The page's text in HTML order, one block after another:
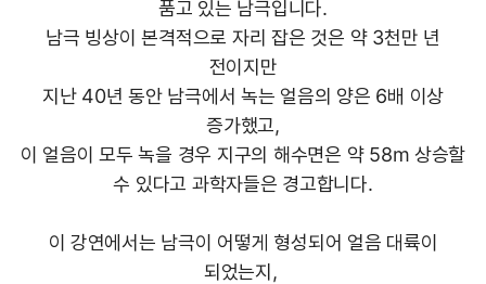
품고 있는 남극입니다.
남극 빙상이 본격적으로 자리 잡은 것은 약 3천만 년
전이지만
지난 40년 동안 남극에서 녹는 얼음의 양은 6배 이상
증가했고,
이 얼음이 모두 녹을 경우 지구의 해수면은 약 58m 상승할
수 있다고 과학자들은 경고합니다.
이 강연에서는 남극이 어떻게 형성되어 얼음 대륙이
되었는지,